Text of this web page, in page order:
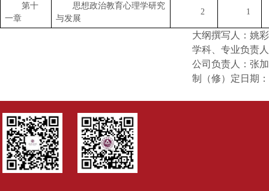
第十
一章
思想政治教育心理学研究
与发展
2 1
大纲撰写人：姚
学科、专业负责
公司负责人：张
制（修）定日期：